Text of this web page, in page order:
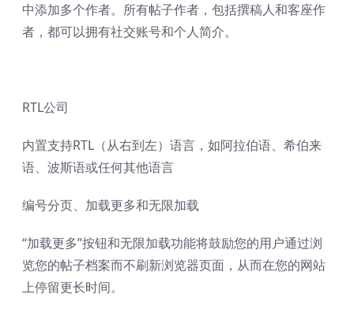
中添加多个作者。所有帖子作者，包括撰稿人和客座作
者，都可以拥有社交账号和个人简介。
RTL公司
内置支持RTL（从右到左）语言，如阿拉伯语、希伯来
语、波斯语或任何其他语言
编号分页、加载更多和无限加载
“加载更多”按钮和无限加载功能将鼓励您的用户通过浏
览您的帖子档案而不刷新浏览器页面，从而在您的网站
上停留更长时间。